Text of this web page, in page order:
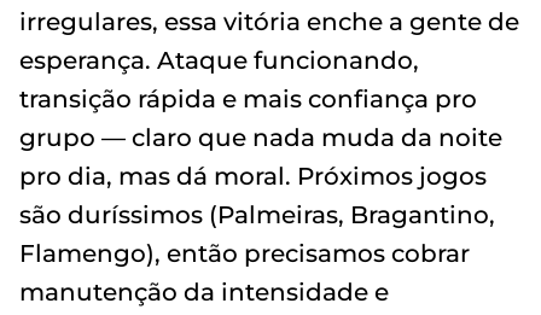
irregulares, essa vitória enche a gente de
esperança. Ataque funcionando,
transição rápida e mais confiança pro
grupo — claro que nada muda da noite
pro dia, mas dá moral. Próximos jogos
são duríssimos (Palmeiras, Bragantino,
Flamengo), então precisamos cobrar
manutenção da intensidade e